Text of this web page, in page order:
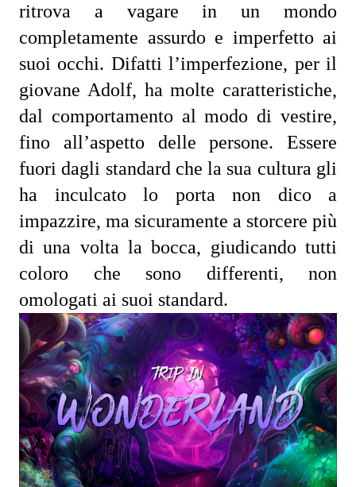
ritrova a vagare in un mondo
completamente assurdo e imperfetto ai
suoi occhi. Difatti l’imperfezione, per il
giovane Adolf, ha molte caratteristiche,
dal comportamento al modo di vestire,
fino all’aspetto delle persone. Essere
fuori dagli standard che la sua cultura gli
ha inculcato lo porta non dico a
impazzire, ma sicuramente a storcere più
di una volta la bocca, giudicando tutti
coloro che sono differenti, non
omologati ai suoi standard.